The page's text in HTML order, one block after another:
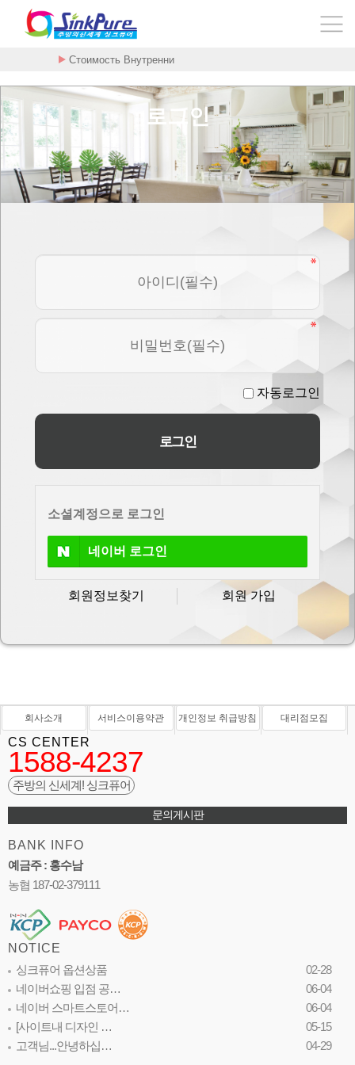
Стоимость Внутренни
로그인
자동로그인
소셜계정으로 로그인
네이버 로그인
회원정보찾기 회원 가입
회사소개 서비스이용약관 개인정보 취급방침 대리점모집
CS CENTER
1588-4237
주방의 신세계! 싱크퓨어
문의게시판
BANK INFO
예금주 : 홍수남
농협 187-02-379111
NOTICE
싱크퓨어 옵션상품
02-28
네이버쇼핑 입점 공…
06-04
네이버 스마트스토어…
06-04
[사이트내 디자인 …
05-15
고객님...안녕하십…
04-29